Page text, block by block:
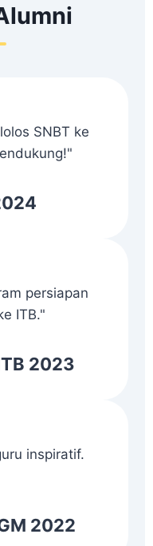
SNBT ke
persiapan
ITB."
2023
inspiratif.
2022